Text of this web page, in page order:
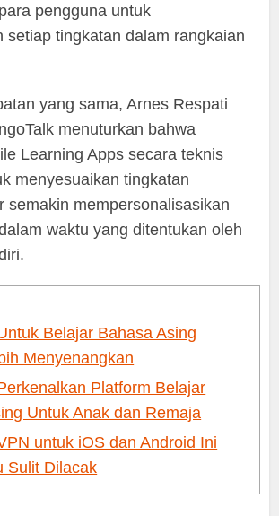
pengguna untuk
setiap tingkatan dalam rangkaian
yang sama, Arnes Respati
menuturkan bahwa
Learning Apps secara teknis
menyesuaikan tingkatan
semakin mempersonalisasikan
waktu yang ditentukan oleh
Belajar Bahasa Asing
Menyenangkan
Platform Belajar
Untuk Anak dan Remaja
untuk iOS dan Android Ini
Sulit Dilacak